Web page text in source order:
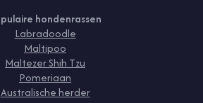
hondenrassen
Labradoodle
Maltipoo
Maltezer Shih Tzu
Pomeriaan
Australische herder